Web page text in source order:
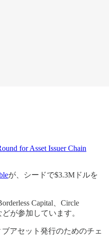
for Asset Issuer Chain
が、シードで$3.3Mドルを
Capital、Circle
どが参加しています。
アセット発行のためのチェ